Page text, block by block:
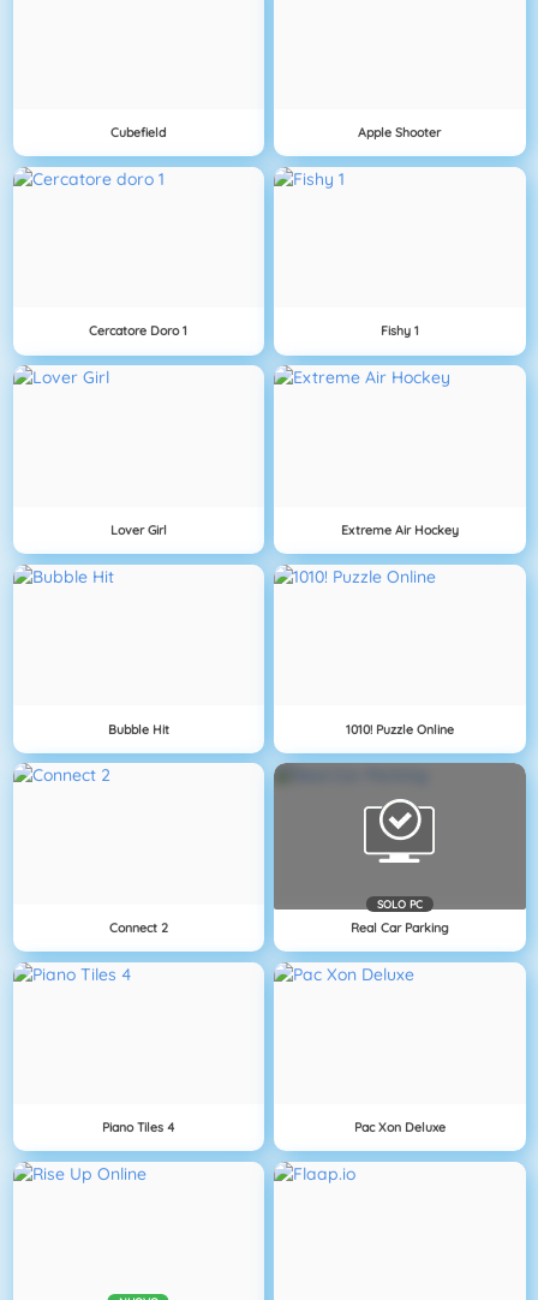
Cubefield Apple Shooter
Cercatore Doro 1 Fishy 1
Lover Girl Extreme Air Hockey
Bubble Hit 1010! Puzzle Online
Connect 2
SOLO PC
Real Car Parking
Piano Tiles 4 Pac Xon Deluxe